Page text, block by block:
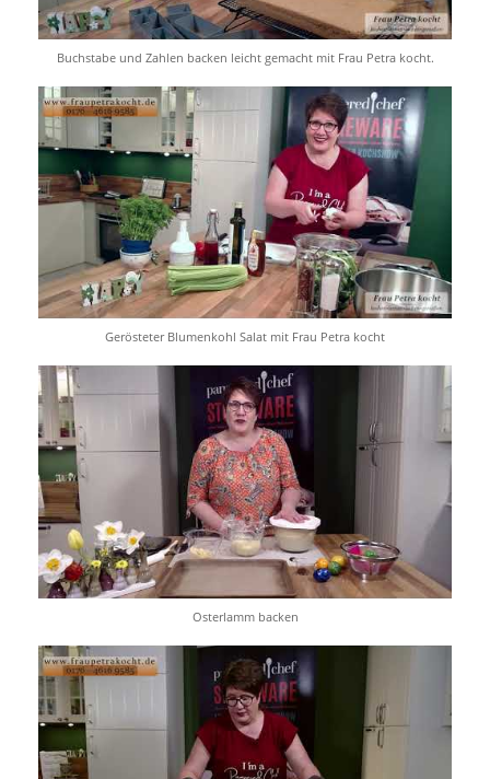
Buchstabe und Zahlen backen leicht gemacht mit Frau Petra kocht.
Gerösteter Blumenkohl Salat mit Frau Petra kocht
Osterlamm backen